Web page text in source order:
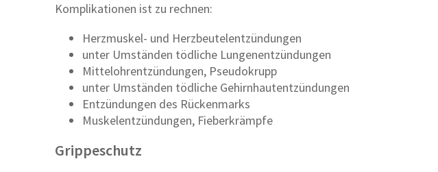
Komplikationen ist zu rechnen:
Herzmuskel- und Herzbeutelentzündungen
unter Umständen tödliche Lungenentzündungen
Mittelohrentzündungen, Pseudokrupp
unter Umständen tödliche Gehirnhautentzündungen
Entzündungen des Rückenmarks
Muskelentzündungen, Fieberkrämpfe
Grippeschutz